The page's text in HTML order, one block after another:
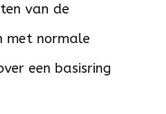
van de
met normale
een basisring